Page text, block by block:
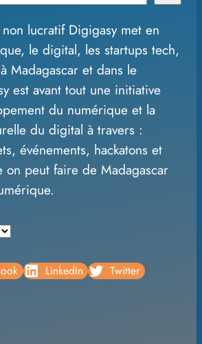
lucratif Digigasy met en
le digital, les startups tech,
Madagascar et dans le
est avant tout une initiative
du numérique et la
du digital à travers :
événements, hackatons et
on peut faire de Madagascar
LinkedIn Twitter